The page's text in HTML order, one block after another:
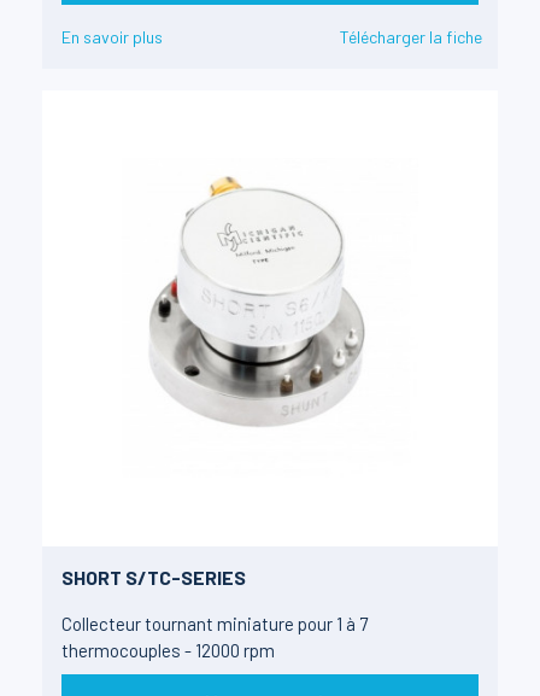
En savoir plus Télécharger la fiche
SHORT S/TC-SERIES
Collecteur tournant miniature pour 1 à 7
thermocouples - 12000 rpm